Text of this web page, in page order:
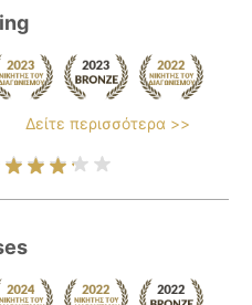
Δείτε περισσότερα >>